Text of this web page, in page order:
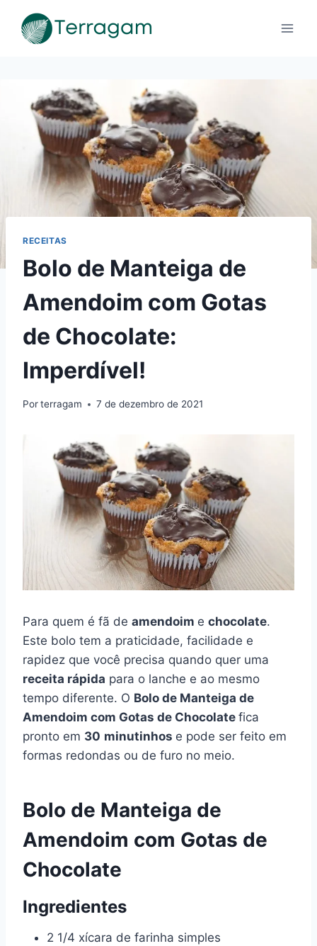
para
RECEITAS
Bolo de Manteiga de
Amendoim com Gotas
de Chocolate:
Imperdível!
Porterragam 7 de dezembro de 2021
Para quem é fã de amendoim e chocolate.
Este bolo tem a praticidade, facilidade e
rapidez que você precisa quando quer uma
receita rápida para o lanche e ao mesmo
tempo diferente. O Bolo de Manteiga de
Amendoim com Gotas de Chocolate fica
pronto em 30 minutinhos e pode ser feito em
formas redondas ou de furo no meio.
Bolo de Manteiga de
Amendoim com Gotas de
Chocolate
Ingredientes
2 1/4 xícara de farinha simples